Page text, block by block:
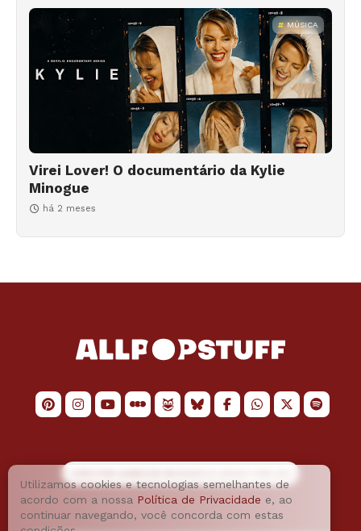
MÚSICA
Virei Lover! O documentário da Kylie
Minogue
há 2 meses
Utilizamos cookies e tecnologias semelhantes de
acordo com a nossa Política de Privacidade e, ao
continuar navegando, você concorda com estas